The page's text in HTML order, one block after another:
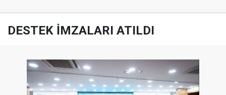
DESTEK İMZALARI ATILDI